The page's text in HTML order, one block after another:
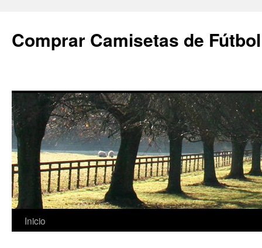
Comprar Camisetas de
Saltar
Inicio